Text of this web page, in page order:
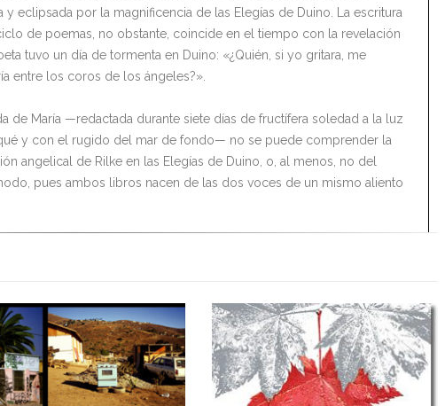
y eclipsada por la magnificencia de las Elegías de Duino. La escritura
de poemas, no obstante, coincide en el tiempo con la revelación
tuvo un día de tormenta en Duino: «¿Quién, si yo gritara, me
entre los coros de los ángeles?».
de María —redactada durante siete días de fructífera soledad a la luz
y con el rugido del mar de fondo— no se puede comprender la
angelical de Rilke en las Elegías de Duino, o, al menos, no del
pues ambos libros nacen de las dos voces de un mismo aliento